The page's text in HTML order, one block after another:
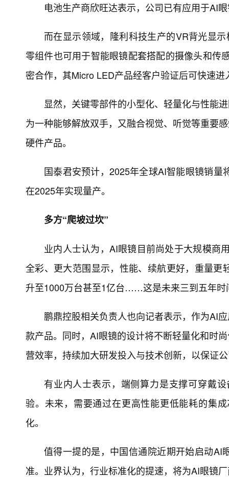
电池生产商欣旺达表示，公司已有应用于AI
而在显示领域，隆利科技生产的VR背光显
零组件也可用于智能眼镜配套搭配的摄像头和传
密合作，其Micro LED产品经客户验证后可快速
显然，关键零部件的小型化、轻量化与性能
为一种能够解放双手，又融合视觉、听觉等重要
硬件产品。
国泰君安预计，2025年全球AI智能眼镜销
在2025年实现量产。
多方“爬坡过坎”
业内人士认为，AI眼镜目前尚处于大规模商
全彩、更大范围显示，性能、续航更好，重量
升至1000万台甚至1亿台……这是未来三到五年时
鹏鼎控股相关负责人也向记者表示，作为AI
款产品。同时，AI眼镜的设计将不断轻量化和时
营效率，持续加大研发投入与技术创新，以保证
有业内人士表示，端侧算力是支撑可穿戴
验。未来，需要通过在更高性能更低能耗的集
化。
值得一提的是，中国信通院近期开始启动AI
准。业界认为，行业标准化的提速，将为AI眼镜